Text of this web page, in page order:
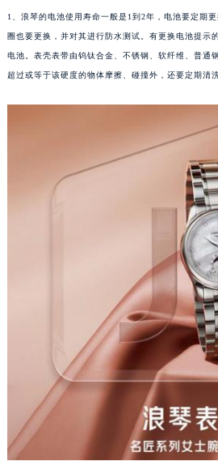
1、浪琴的电池使用寿命一般是1到2年，电池要定期
圈也要更换，并对其进行防水测试。有更换电池提示
电池。表壳表带由钨钛合金、不锈钢、软纤维、普通
超过或等于该硬度的物体摩擦、碰撞外，还要定期清